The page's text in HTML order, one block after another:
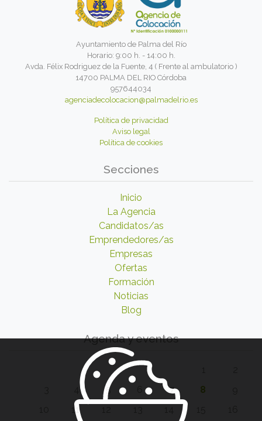
Ayuntamiento de Palma del Río
Horario: 9:00 h. - 14:00 h.
Avda. Félix Rodriguez de la Fuente, 4 ( Frente al ambulatorio )
14700 PALMA DEL RIO Córdoba
957644034
agenciadecolocacion@palmadelrio.es
Política de privacidad
Aviso legal
Política de cookies
Secciones
Inicio
La Agencia
Candidatos/as
Emprendedores/as
Empresas
Ofertas
Formación
Noticias
Blog
Agenda y eventos
5 7 8
11